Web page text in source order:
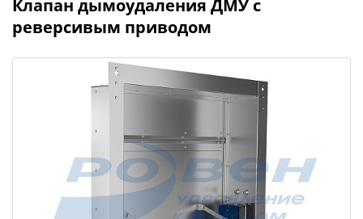
Клапан дымоудаления ДМУ с
реверсивым приводом